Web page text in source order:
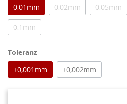
0,01mm
0,02mm(Diese Option ist
0,05mm
(Diese
0,1mm(Diese Option ist zurzeit nicht
Toleranzauswählen
±0,001mm
±0,002mm